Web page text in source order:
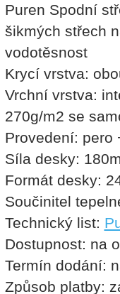
Puren Spodní
šikmých střech
vodotěsnost
Krycí vrstva:
Vrchní vrstva:
270g/m2 se
Provedení: pero
Síla desky:
Formát desky:
Součinitel
Technický list:
Dostupnost: na
Termín dodání:
Způsob platby: